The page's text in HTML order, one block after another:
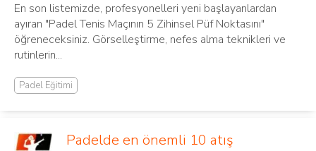
En son listemizde, profesyonelleri yeni başlayanlardan
ayıran "Padel Tenis Maçının 5 Zihinsel Püf Noktasını"
öğreneceksiniz. Görselleştirme, nefes alma teknikleri ve
rutinlerin...
Padel Eğitimi
Padelde en önemli 10 atış